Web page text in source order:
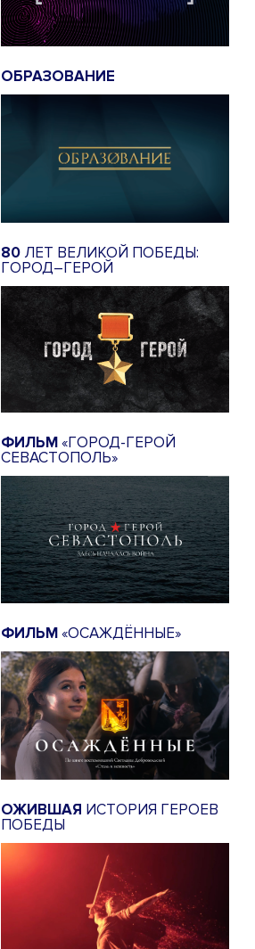
ОБРАЗОВАНИЕ
80 ЛЕТ ВЕЛИКОЙ ПОБЕДЫ:
ГОРОД–ГЕРОЙ
ФИЛЬМ«ГОРОД-ГЕРОЙ
СЕВАСТОПОЛЬ»
ФИЛЬМ«ОСАЖДЁННЫЕ»
ОЖИВШАЯ ИСТОРИЯ ГЕРОЕВ
ПОБЕДЫ